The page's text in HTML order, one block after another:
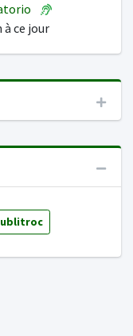
à ce jour